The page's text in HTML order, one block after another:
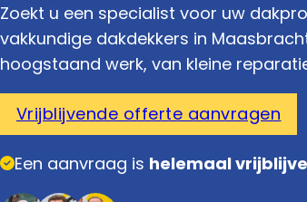
Zoekt u een specialist voor uw
vakkundige dakdekkers in
hoogstaand werk, van kleine
Vrijblijvende offerte aanvragen
Een aanvraag is helemaal